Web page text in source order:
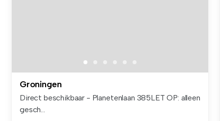
Groningen
Direct beschikbaar - Planetenlaan 385LET OP: alleen
gesch...